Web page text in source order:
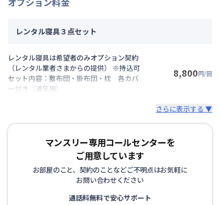
レンタル寝具３点セット
レンタル寝具は希望者のみオプション契約
（レンタル業者さまからの提供） ※持込可
セット内容：敷布団・掛布団・枕 各カバ
ー付き（通年用）
8,800円/回
さらに表示する ▼
マンスリー専用コールセンターを
ご用意しています
お部屋のこと、契約のことなどご不明点はお気軽に
お問い合わせください
通話料無料で安心サポート